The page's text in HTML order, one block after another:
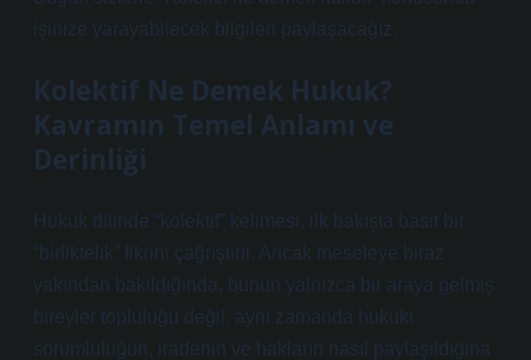
işinize yarayabilecek bilgileri paylaşacağız.
Kolektif Ne Demek Hukuk?
Kavramın Temel Anlamı ve
Derinliği
Hukuk dilinde “kolektif” kelimesi, ilk bakışta basit bir
“birliktelik” fikrini çağrıştırır. Ancak meseleye biraz
yakından bakıldığında, bunun yalnızca bir araya gelmiş
bireyler topluluğu değil, aynı zamanda hukuki
sorumluluğun, iradenin ve hakların nasıl paylaşıldığına